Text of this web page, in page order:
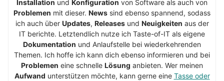
Installation und Konfiguration von Software als auch von
Problemen mit dieser. News sind ebenso spannend, sodass
ich auch über Updates, Releasesund Neuigkeiten aus der
IT berichte. Letztendlich nutze ich Taste-of-IT als eigene
Dokumentation und Anlaufstelle bei wiederkehrenden
Themen. Ich hoffe ich kann dich ebenso informieren und bei
Problemen eine schnelle Lösung anbieten. Wer meinen
Aufwand unterstützen möchte, kann gerne eine Tasse oder